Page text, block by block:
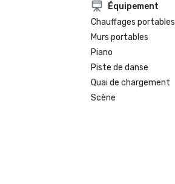
Équipement
Chauffages portables
Murs portables
Piano
Piste de danse
Quai de chargement
Scène